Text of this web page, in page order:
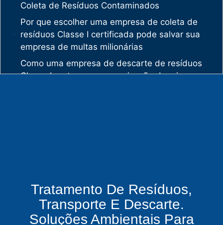
Coleta de Resíduos Contaminados
Por que escolher uma empresa de coleta de
resíduos Classe I certificada pode salvar sua
empresa de multas milionárias
Como uma empresa de descarte de resíduos
Classe I protege sua organização de crimes
vê oportunidades bilionárias esperando para
serem exploradas.
O que uma empresa de gestão de resíduos
Tratamento De Resíduos,
Transporte E Descarte.
Soluções Ambientais Para